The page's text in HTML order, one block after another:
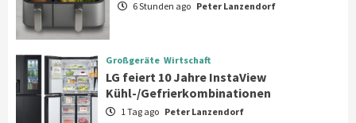
3
Großgeräte
LG feiert 10 Jahre InstaView
Kühl-/Gefrierkombinationen
Wirtschaft
6 Stunden ago Peter Lanzendorf
Großgeräte Wirtschaft
LG feiert 10 Jahre InstaView
Kühl-/Gefrierkombinationen
1 Tag ago Peter Lanzendorf